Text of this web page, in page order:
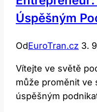
Úspěšným
OdEuroTran.cz 3.
Vítejte ve světě
může proměnit ve
úspěšným